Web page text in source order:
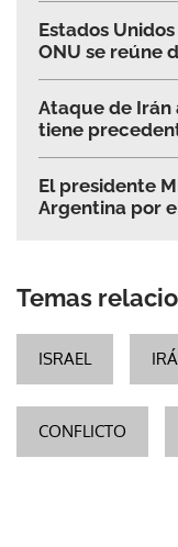
Estados
ONU se reúne
Ataque de Irán
tiene
El presidente
Argentina por
Temas
ISRAEL
CONFLICTO